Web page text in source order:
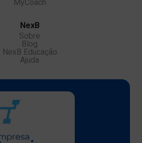
MyCoach
NexB
Sobre
Blog
NexB Educação
Ajuda